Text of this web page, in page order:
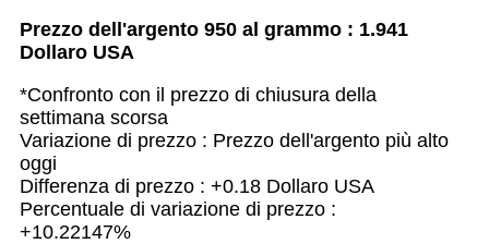
Prezzo dell'argento 950 al grammo : 1.941
Dollaro USA
*Confronto con il prezzo di chiusura della
settimana scorsa
Variazione di prezzo : Prezzo dell'argento più alto
oggi
Differenza di prezzo : +0.18 Dollaro USA
Percentuale di variazione di prezzo :
+10.22147%